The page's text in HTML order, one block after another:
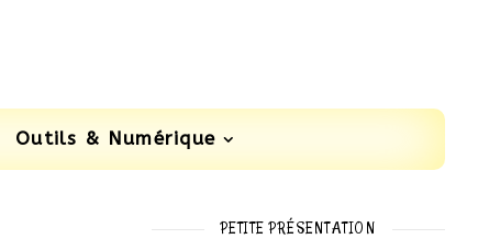
Outils & Numérique
PETITE PRÉSENTATION